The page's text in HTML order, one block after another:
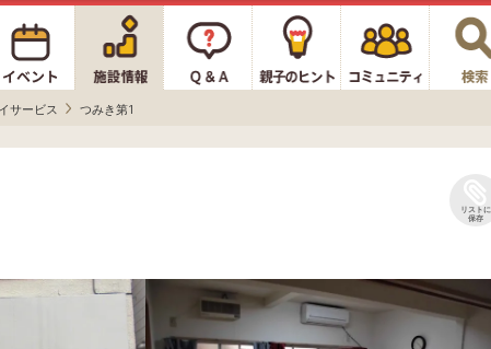
サービス つみき第1
リストに
保存